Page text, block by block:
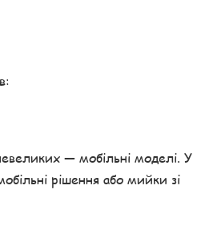
— мобільні моделі. У
рішення або мийки зі